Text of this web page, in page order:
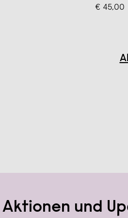
grau)
€ 45,00
Aktionen und